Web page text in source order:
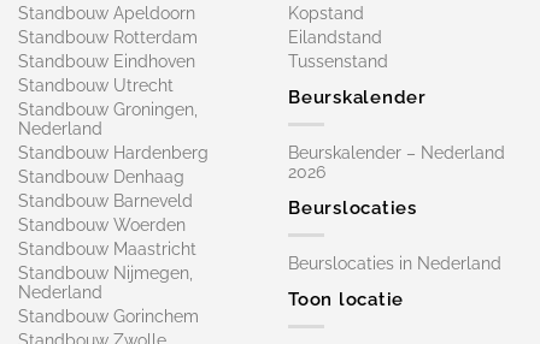
Standbouw Apeldoorn
Standbouw Rotterdam
Standbouw Eindhoven
Standbouw Utrecht
Standbouw Groningen,
Nederland
Standbouw Hardenberg
Standbouw Denhaag
Standbouw Barneveld
Standbouw Woerden
Standbouw Maastricht
Standbouw Nijmegen,
Nederland
Standbouw Gorinchem
Standbouw Zwolle
Kopstand
Eilandstand
Tussenstand
Beurskalender
Beurskalender – Nederland
2026
Beurslocaties
Beurslocaties in Nederland
Toon locatie